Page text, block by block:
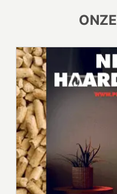
ONZE